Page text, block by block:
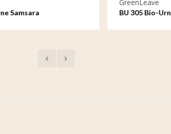
BU 305 Bio-Urne Oceanus